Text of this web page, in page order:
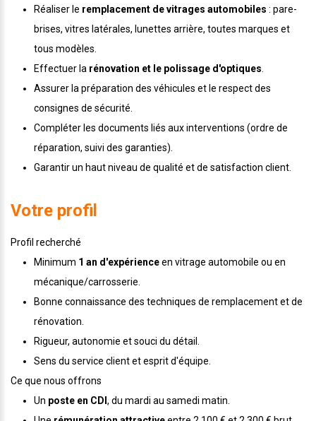
Réaliser le remplacement de vitrages automobiles : pare-
brises, vitres latérales, lunettes arrière, toutes marques et
tous modèles.
Effectuer la rénovation et le polissage d'optiques
Assurer la préparation des véhicules et le respect des
consignes de sécurité.
Compléter les documents liés aux interventions (ordre de
réparation, suivi des garanties).
Garantir un haut niveau de qualité et de satisfaction client.
Votre profil
Profil recherché
Minimum 1 an d'expérienceen vitrage automobile ou en
mécanique/carrosserie.
Bonne connaissance des techniques de remplacement et de
rénovation.
Rigueur, autonomie et souci du détail.
Sens du service client et esprit d'équipe.
Ce que nous offrons
Un poste en CDI , du mardi au samedi matin.